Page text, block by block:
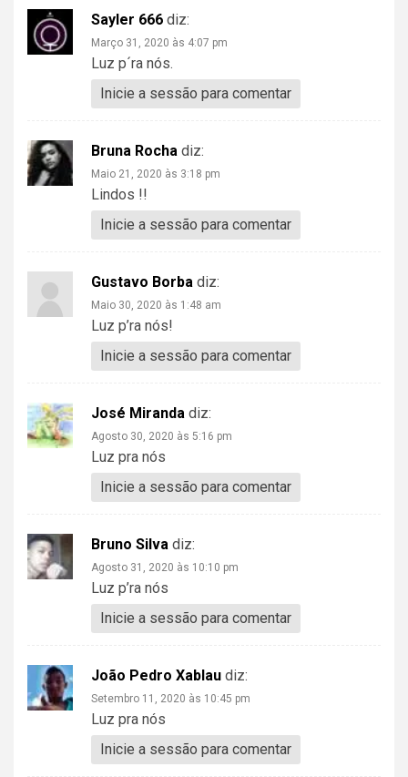
Sayler 666 diz:
Março 31, 2020 às 4:07 pm
Luz p´ra nós.
Inicie a sessão para comentar
Bruna Rocha diz:
Maio 21, 2020 às 3:18 pm
Lindos !!
Inicie a sessão para comentar
Gustavo Borba diz:
Maio 30, 2020 às 1:48 am
Luz p’ra nós!
Inicie a sessão para comentar
José Miranda diz:
Agosto 30, 2020 às 5:16 pm
Luz pra nós
Inicie a sessão para comentar
Bruno Silva diz:
Agosto 31, 2020 às 10:10 pm
Luz p’ra nós
Inicie a sessão para comentar
João Pedro Xablau diz:
Setembro 11, 2020 às 10:45 pm
Luz pra nós
Inicie a sessão para comentar